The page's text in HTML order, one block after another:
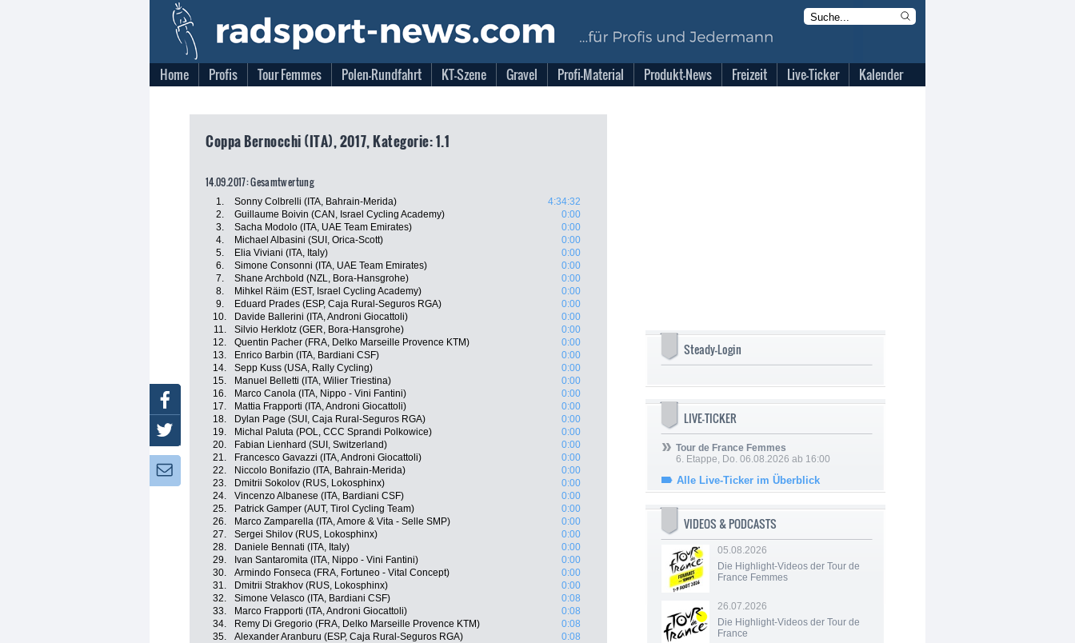
Home Profis Tour Femmes Polen-Rundfahrt KT-Szene Gravel Profi-Material Produkt-News Freizeit Live-Ticker Kalender
Coppa Bernocchi (ITA), 2017, Kategorie: 1.1
14.09.2017: Gesamtwertung
1. Sonny Colbrelli (ITA, Bahrain-Merida)
4:34:32
2.
Guillaume Boivin (CAN, Israel Cycling Academy)
0:00
3.
Sacha Modolo (ITA, UAE Team Emirates)
0:00
4.
Michael Albasini (SUI, Orica-Scott)
0:00
5.
Elia Viviani (ITA, Italy)
0:00
6.
Simone Consonni (ITA, UAE Team Emirates)
0:00
7.
Shane Archbold (NZL, Bora-Hansgrohe)
0:00
8.
Mihkel Räim (EST, Israel Cycling Academy)
0:00
9.
Eduard Prades (ESP, Caja Rural-Seguros RGA)
0:00
10.
Davide Ballerini (ITA, Androni Giocattoli)
0:00
11.
Silvio Herklotz (GER, Bora-Hansgrohe)
0:00
12.
Quentin Pacher (FRA, Delko Marseille Provence KTM)
0:00
13.
Enrico Barbin (ITA, Bardiani CSF)
0:00
14.
Sepp Kuss (USA, Rally Cycling)
0:00
15.
Manuel Belletti (ITA, Wilier Triestina)
0:00
16.
Marco Canola (ITA, Nippo - Vini Fantini)
0:00
17.
Mattia Frapporti (ITA, Androni Giocattoli)
0:00
18.
Dylan Page (SUI, Caja Rural-Seguros RGA)
0:00
19.
Michal Paluta (POL, CCC Sprandi Polkowice)
0:00
20.
Fabian Lienhard (SUI, Switzerland)
0:00
21.
Francesco Gavazzi (ITA, Androni Giocattoli)
0:00
22.
Niccolo Bonifazio (ITA, Bahrain-Merida)
0:00
23.
Dmitrii Sokolov (RUS, Lokosphinx)
0:00
24.
Vincenzo Albanese (ITA, Bardiani CSF)
0:00
25.
Patrick Gamper (AUT, Tirol Cycling Team)
0:00
26.
Marco Zamparella (ITA, Amore & Vita - Selle SMP)
0:00
27.
Sergei Shilov (RUS, Lokosphinx)
0:00
28.
Daniele Bennati (ITA, Italy)
0:00
29.
Ivan Santaromita (ITA, Nippo - Vini Fantini)
0:00
30.
Armindo Fonseca (FRA, Fortuneo - Vital Concept)
0:00
31.
Dmitrii Strakhov (RUS, Lokosphinx)
0:00
32.
Simone Velasco (ITA, Bardiani CSF)
0:08
33.
Marco Frapporti (ITA, Androni Giocattoli)
0:08
34.
Remy Di Gregorio (FRA, Delko Marseille Provence KTM)
0:08
35.
Alexander Aranburu (ESP, Caja Rural-Seguros RGA)
0:08
Steady-Login
LIVE-TICKER
Tour de France Femmes
6. Etappe, Do. 06.08.2026 ab 16:00
Alle Live-Ticker im Überblick
VIDEOS & PODCASTS
05.08.2026
Die Highlight-Videos der Tour de
France Femmes
26.07.2026
Die Highlight-Videos der Tour de
France
Facebook
Twitter
Newsletter: